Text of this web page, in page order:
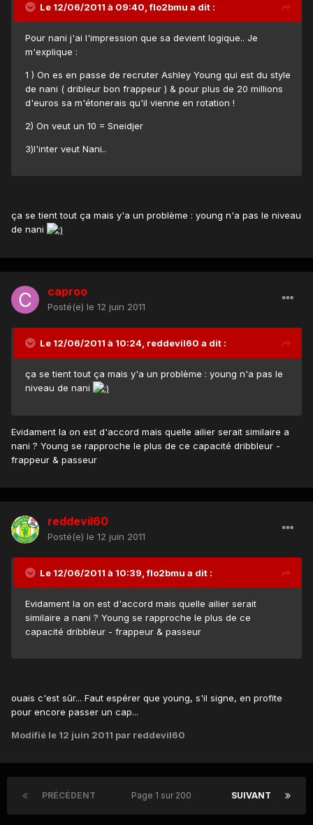
Le 12/06/2011 à 09:40, flo2bmu a dit :
Pour nani j'ai l'impression que sa devient logique.. Je
m'explique :
1 ) On es en passe de recruter Ashley Young qui est du style
de nani ( dribleur bon frappeur ) & pour plus de 20 millions
d'euros sa m'étonerais qu'il vienne en rotation !
2) On veut un 10 = Sneidjer
3)l'inter veut Nani..
ça se tient tout ça mais y'a un problème : young n'a pas le niveau
de nani
caproo
Posté(e) le 12 juin 2011
Le 12/06/2011 à 10:24, reddevil60 a dit :
ça se tient tout ça mais y'a un problème : young n'a pas le
niveau de nani
Evidament la on est d'accord mais quelle ailier serait similaire a
nani ? Young se rapproche le plus de ce capacité dribbleur -
frappeur & passeur
reddevil60
Posté(e) le 12 juin 2011
Le 12/06/2011 à 10:39, flo2bmu a dit :
Evidament la on est d'accord mais quelle ailier serait
similaire a nani ? Young se rapproche le plus de ce
capacité dribbleur - frappeur & passeur
ouais c'est sûr... Faut espérer que young, s'il signe, en profite
pour encore passer un cap...
Modifié le 12 juin 2011 par reddevil60
PRÉCÉDENT SUIVANT
Page 1 sur 200